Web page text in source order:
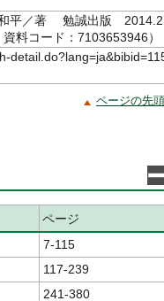
和平／著 勉誠出版 2014.2
コード：7103653946）
ページの先
ページ
7-115
117-239
241-380